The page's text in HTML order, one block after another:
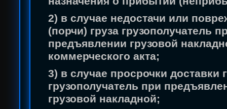
2) в случае недостачи или
(порчи) груза грузополучатель
предъявлении грузовой
коммерческого акта;
3) в случае просрочки доставки
грузополучатель при
грузовой накладной;